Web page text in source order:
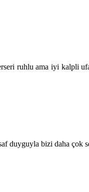
ruhlu ama iyi kalpli
duyguyla bizi daha çok